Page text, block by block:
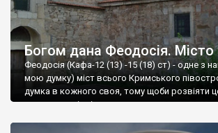
Богом дана Феодосія. Місто
Феодосія (Кафа-12 (13) -15 (18) ст) - одне з
мою думку) міст всього Кримського
думка в кожного своя, тому щоби розвіяти
запрошую відвідати це